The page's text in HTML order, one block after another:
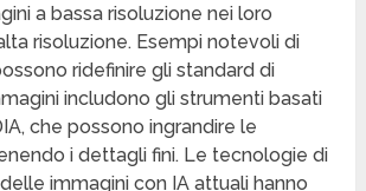
a bassa risoluzione nei loro
risoluzione. Esempi notevoli di
ridefinire gli standard di
includono gli strumenti basati
che possono ingrandire le
i dettagli fini. Le tecnologie di
immagini con IA attuali hanno